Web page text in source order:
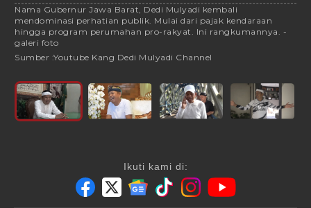
Nama Gubernur Jawa Barat, Dedi Mulyadi kembali
mendominasi perhatian publik. Mulai dari pajak kendaraan
hingga program perumahan pro-rakyat. Ini rangkumannya. -
galeri foto
Sumber :Youtube Kang Dedi Mulyadi Channel
Ikuti kami di: